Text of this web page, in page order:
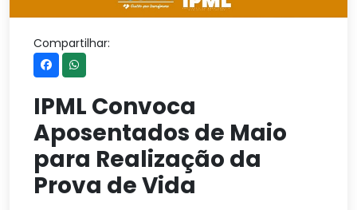
Compartilhar:
IPML Convoca
Aposentados de Maio
para Realização da
Prova de Vida